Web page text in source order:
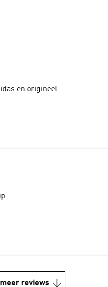
en origineel
meer reviews